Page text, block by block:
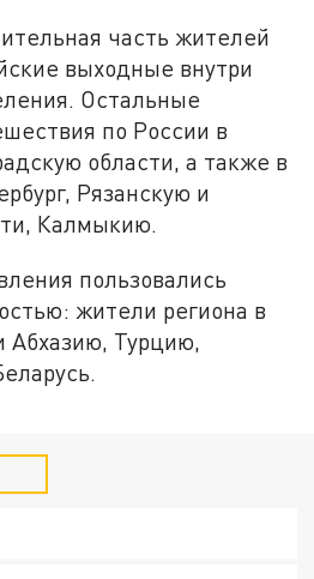
часть жителей
выходные внутри
Остальные
по России в
области, а также в
Рязанскую и
Калмыкию.
пользовались
жители региона в
Абхазию, Турцию,